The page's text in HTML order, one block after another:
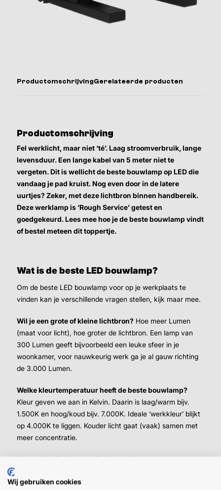
ProductomschrijvingGerelateerde producten
Productomschrijving
Fel werklicht, maar niet ‘té’. Laag stroomverbruik, lange
levensduur. Een lange kabel van 5 meter niet te
vergeten. Dit is wellicht de beste bouwlamp op LED die
vandaag je pad kruist. Nog even door in de latere
uurtjes? Zeker, met deze lichtbron binnen handbereik.
Deze werklamp is ‘Rough Service’ getest en
goedgekeurd. Lees mee hoe je de beste bouwlamp vindt
of bestel meteen dit toppertje.
Wat is de beste LED bouwlamp?
Om de beste LED bouwlamp voor op je werkplaats te
vinden kan je verschillende vragen stellen, kijk maar mee.
Wil je een grote of kleine lichtbron? Hoe meer Lumen
(maat voor licht), hoe groter de lichtbron. Een lamp van
300 Lumen geeft bijvoorbeeld een leuke sfeer in je
woonkamer, voor nauwkeurig werk ga je al gauw richting
de 3.000 Lumen.
Welke kleurtemperatuur heeft de beste bouwlamp?
Kleur geven we aan in Kelvin. Daarin is laag/warm bijv.
1.500K en hoog/koud bijv. 7.000K. Ideale ‘werkkleur’ blijkt
op 4.000K te liggen. Kouder licht gaat (vaak) samen met
meer concentratie.
Voor welke IP-klasse ga je?Verschillende
apparaat wel of niet beschermd is.
Wij gebruiken cookies